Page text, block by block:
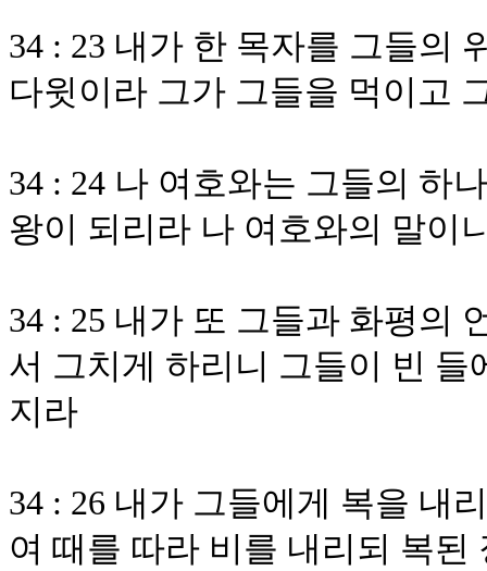
34 : 23 내가 한 목자를 그들의
다윗이라 그가 그들을 먹이고
34 : 24 나 여호와는 그들의 하
왕이 되리라 나 여호와의 말이
34 : 25 내가 또 그들과 화평의
서 그치게 하리니 그들이 빈
지라
34 : 26 내가 그들에게 복을 내
여 때를 따라 비를 내리되 복된